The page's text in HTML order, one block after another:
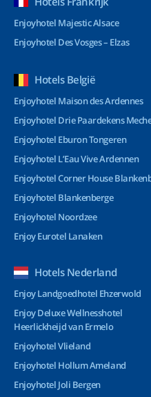
Enjoyhotel Majestic Alsace
Enjoyhotel Des Vosges – Elzas
Hotels België
Enjoyhotel Maison des Ardennes
Enjoyhotel Drie Paardekens
Enjoyhotel Eburon Tongeren
Enjoyhotel L’Eau Vive Ardennen
Enjoyhotel Corner House
Enjoyhotel Blankenberge
Enjoyhotel Noordzee
Enjoy Eurotel Lanaken
Hotels Nederland
Enjoy Landgoedhotel Ehzerwold
Enjoy Deluxe Wellnesshotel
Heerlickheijd van Ermelo
Enjoyhotel Vlieland
Enjoyhotel Hollum Ameland
Enjoyhotel Joli Bergen